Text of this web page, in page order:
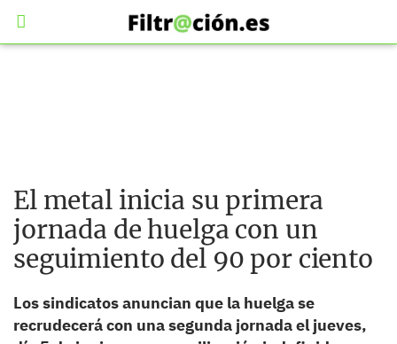
El metal inicia su primera
jornada de huelga con un
seguimiento del 90 por ciento
Los sindicatos anuncian que la huelga se
recrudecerá con una segunda jornada el jueves,